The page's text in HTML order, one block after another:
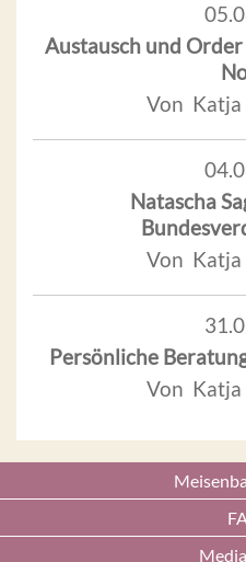
Austausch und
Von Katja
Natascha
Von Katja
Persönliche
Von Katja